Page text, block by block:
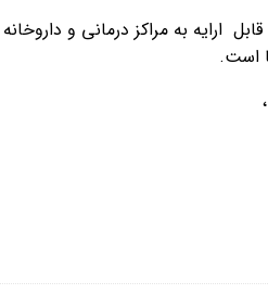
اعمال کشاورزی ٬آشپزی٬ آرایشی بهداشتی و
است.